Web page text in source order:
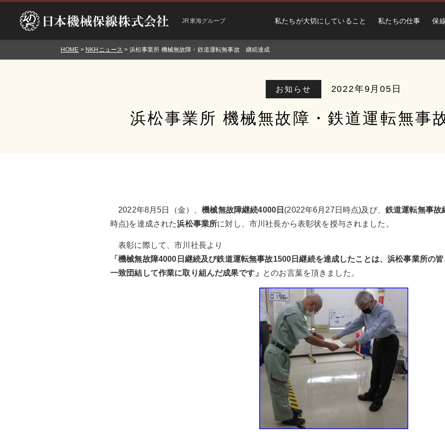
JR東海グループ 私たちが大切にしていること 私たちの仕事 保
HOME > NKHニュース > 浜松事業所 機械無故障・鉄道運転無事故 継続達成
お知らせ 2022年9月05日
浜松事業所 機械無故障・鉄道運転無
2022年8月5日（金）、機械無故障継続4000 日 (2022年6月27日時点)及び、 鉄道運転無事故
時点)を達成された浜松事業所に対し、市川社長から表彰状を授与されました。
表彰に際して、市川社長より
「機械無故障4000 日継続及び鉄道運転無事故1500 日継続を達成したことは、浜松事業所の
一致団結 して作業に取り組んだ成果です」 とのお言葉を頂きました。